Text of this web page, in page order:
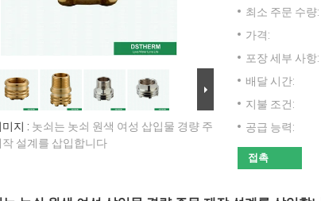
지 : 놋쇠는 놋쇠 원색 여성 삽입물 경량 주
작 설계를 삽입합니다
최소 주문 수량:
가격:
포장 세부 사항:
배달 시간:
지불 조건:
공급 능력:
접촉